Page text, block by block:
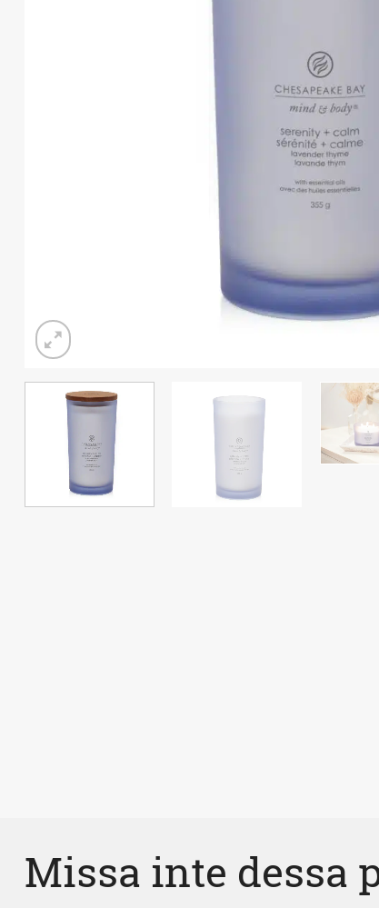
Missa inte dessa